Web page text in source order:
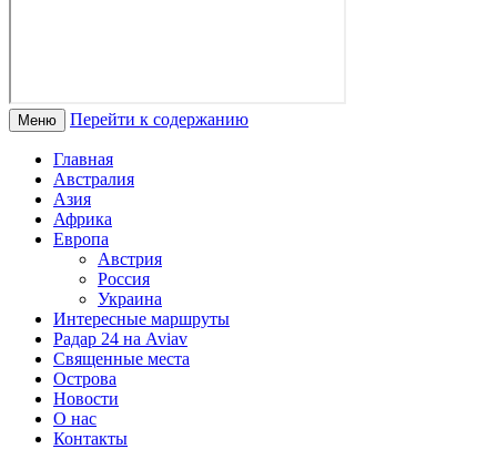
Меню Перейти к содержанию
Главная
Австралия
Азия
Африка
Европа
Австрия
Россия
Украина
Интересные маршруты
Радар 24 на Aviav
Священные места
Острова
Новости
О нас
Контакты